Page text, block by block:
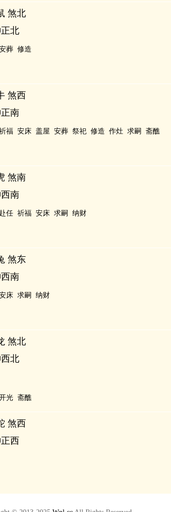
煞北
北
葬 修造
煞西
南
福 安床 盖屋 安葬 祭祀 修造 作灶 求嗣 斋醮
煞南
南
赴任 祈福 安床 求嗣 纳财
煞东
南
床 求嗣 纳财
煞北
北
光 斋醮
煞西
西